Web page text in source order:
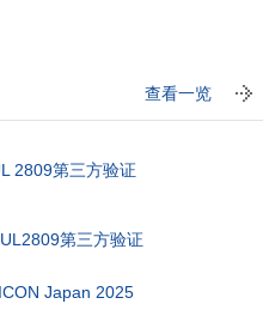
查看一览
2809第三方验证
第三方验证
Japan 2025